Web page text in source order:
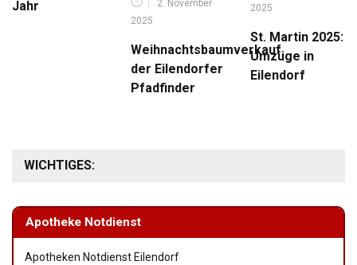
Jahr
2. November
2025
Weihnachtsbaumverkauf
der Eilendorfer
Pfadfinder
2025
St. Martin 2025:
Umzüge in
Eilendorf
WICHTIGES:
Apotheke Notdienst
Apotheken Notdienst Eilendorf